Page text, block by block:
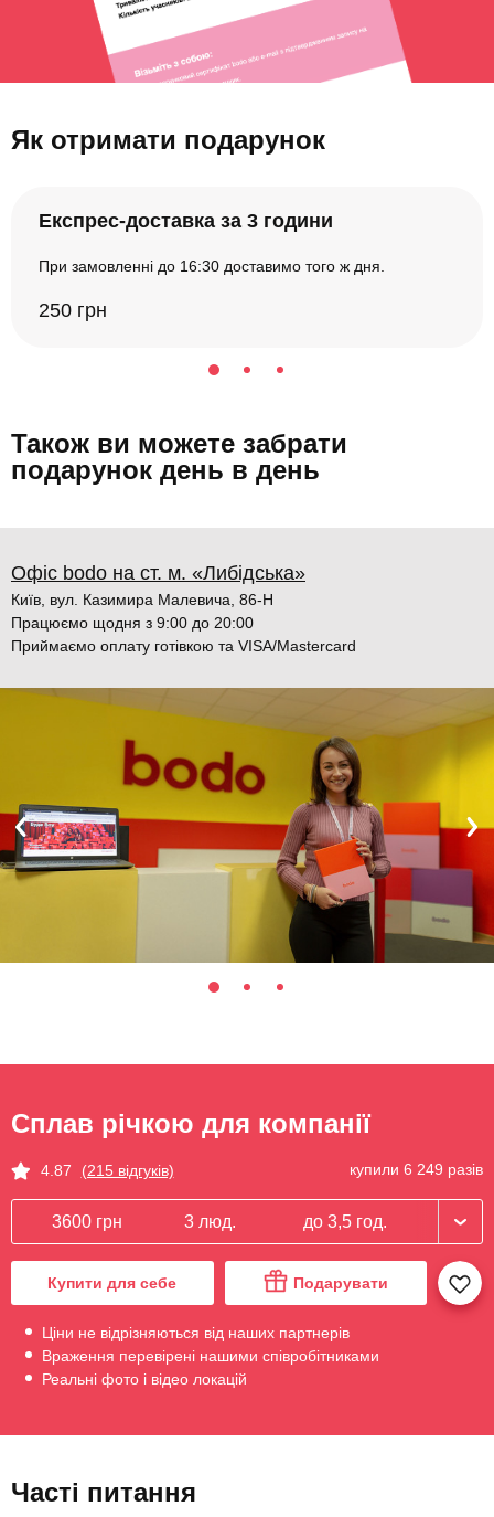
Як отримати подарунок
Експрес-доставка за 3 години
При замовленні до 16:30 доставимо того ж дня.
250 грн
Також ви можете забрати
подарунок день в день
Офіс bodo на ст. м. «Либідська»
Київ, вул. Казимира Малевича, 86-Н
Працюємо щодня з 9:00 до 20:00
Приймаємо оплату готівкою та VISA/Mastercard
Сплав річкою для компанії
4.87 (215 відгуків) купили 6 249 разів
3600 грн 3 люд. до 3,5 год.
Купити для себе Подарувати
Ціни не відрізняються від наших партнерів
Враження перевірені нашими співробітниками
Реальні фото і відео локацій
Часті питання